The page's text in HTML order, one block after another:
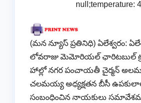
null;temperature:
(మన న్యూస్ ప్రతినిధి) ఏలేశ్వరం:
లోవరాజు మెమోరియల్ ఛారిటబుల్
హాల్లో నగర పంచాయతీ చైర్మన్
చలమయ్య అధ్యక్షతన బీసీ
సంబంధించిన నాయకులు